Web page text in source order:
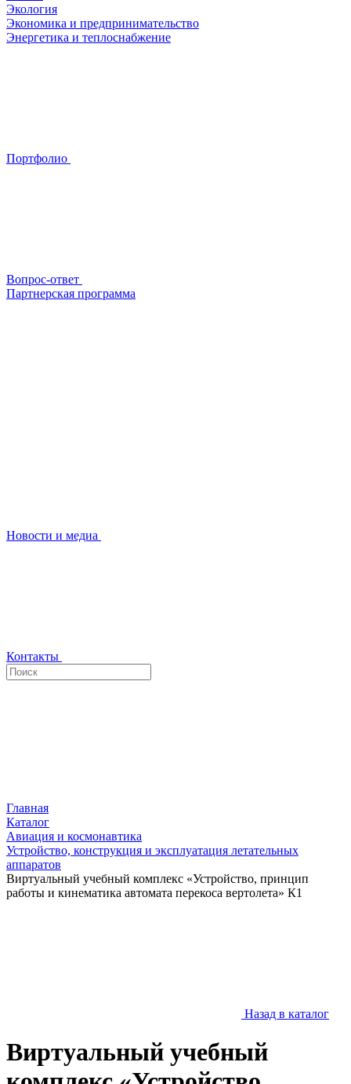
Экология
Экономика и предпринимательство
Энергетика и теплоснабжение
Портфолио
Вопрос-ответ
Партнерская программа
Новости и медиа
Контакты
Главная
Каталог
Авиация и космонавтика
Устройство, конструкция и эксплуатация летательных
аппаратов
Виртуальный учебный комплекс «Устройство, принцип
работы и кинематика автомата перекоса вертолета» К1
Назад в каталог
Виртуальный учебный